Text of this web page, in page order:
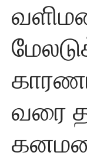
வரை